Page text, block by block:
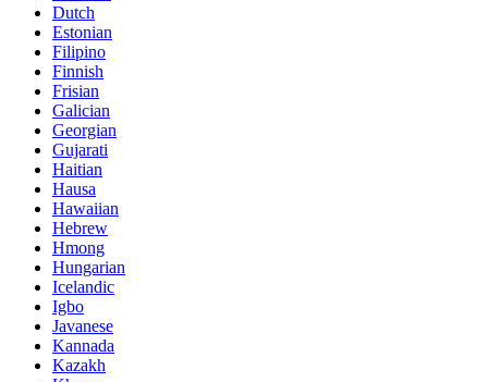
Dutch
Estonian
Filipino
Finnish
Frisian
Galician
Georgian
Gujarati
Haitian
Hausa
Hawaiian
Hebrew
Hmong
Hungarian
Icelandic
Igbo
Javanese
Kannada
Kazakh